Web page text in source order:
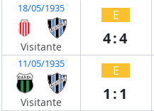
18/05/1935
Visitante
E
4:4
11/05/1935
Visitante
E
1:1